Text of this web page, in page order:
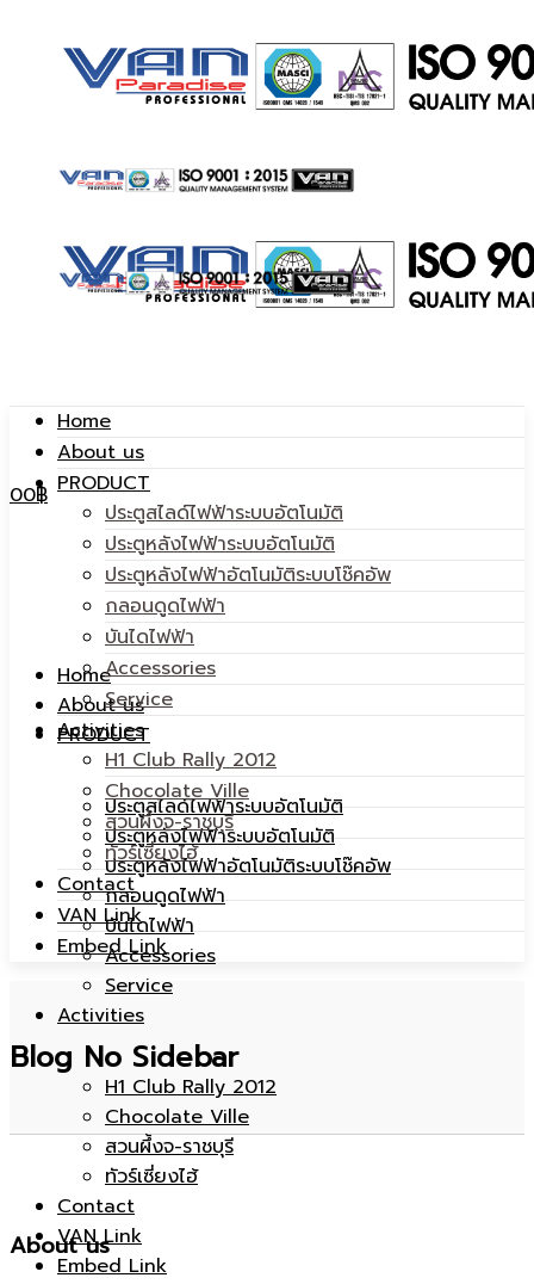
ประตู
สไลด์
ไฟฟ้า
ประตู
สไลด์
ไฟฟ้า
|
00฿
Home
About us
PRODUCT
ประตูสไลด์ไฟฟ้าระบบอัตโนมัติ
ประตูหลังไฟฟ้าระบบอัตโนมัติ
ประตูหลังไฟฟ้าอัตโนมัติระบบโช๊คอัพ
กลอนดูดไฟฟ้า
บันไดไฟฟ้า
Accessories
Service
Activities
H1 Club Rally 2012
Chocolate Ville
สวนผึ้งจ-ราชบุรี
ทัวร์เซี่ยงไฮ้
Contact
VAN Link
Embed Link
Home
About us
PRODUCT
ประตูสไลด์ไฟฟ้าระบบอัตโนมัติ
ประตูหลังไฟฟ้าระบบอัตโนมัติ
ประตูหลังไฟฟ้าอัตโนมัติระบบโช๊คอัพ
กลอนดูดไฟฟ้า
บันไดไฟฟ้า
Accessories
Service
Activities
H1 Club Rally 2012
Chocolate Ville
สวนผึ้งจ-ราชบุรี
ทัวร์เซี่ยงไฮ้
Contact
VAN Link
Embed Link
Blog No Sidebar
About us